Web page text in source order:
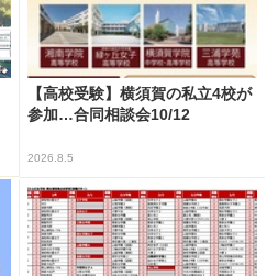
【高校受験】横須賀の私立4校が
参加…合同相談会10/12
2026.8.5